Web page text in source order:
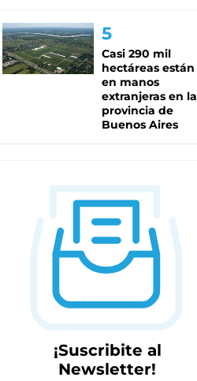
Casi 290 mil
hectáreas están
en manos
extranjeras en la
provincia de
Buenos Aires
¡Suscribite al
Newsletter!